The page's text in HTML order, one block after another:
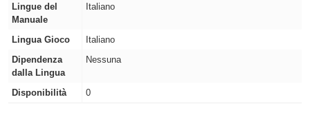
Lingue del
Manuale
Italiano
Lingua Gioco
Italiano
Dipendenza
dalla Lingua
Nessuna
Disponibilità 0